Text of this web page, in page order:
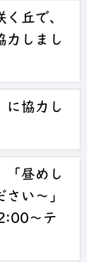
く丘で、
力しまし
に協力し
「昼めし
い～」
～テ